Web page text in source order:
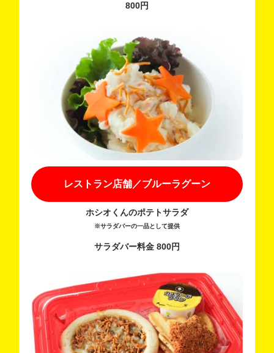
800円
レストラン店舗／ブルーラグーン
ホシオくんのポテトサラダ
※サラダバーの一品として提供
サラダバー料金 800円